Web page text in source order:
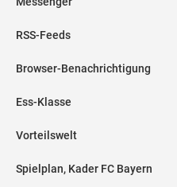
RSS-Feeds
Browser-Benachrichtigung
Ess-Klasse
Vorteilswelt
Spielplan, Kader FC Bayern